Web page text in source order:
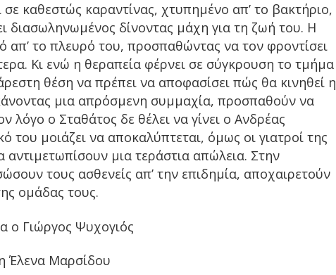
καθεστώς καραντίνας, χτυπημένο απ’ το βακτήριο,
διασωληνωμένος δίνοντας μάχη για τη ζωή του. Η
απ’ το πλευρό του, προσπαθώντας να τον φροντίσει
Κι ενώ η θεραπεία φέρνει σε σύγκρουση το τμήμα
θέση να πρέπει να αποφασίσει πώς θα κινηθεί η
μια απρόσμενη συμμαχία, προσπαθούν να
λόγο ο Σταθάτος δε θέλει να γίνει ο Ανδρέας
του μοιάζει να αποκαλύπτεται, όμως οι γιατροί της
αντιμετωπίσουν μια τεράστια απώλεια. Στην
τους ασθενείς απ’ την επιδημία, αποχαιρετούν
ομάδας τους.
ο Γιώργος Ψυχογιός
Έλενα Μαρσίδου